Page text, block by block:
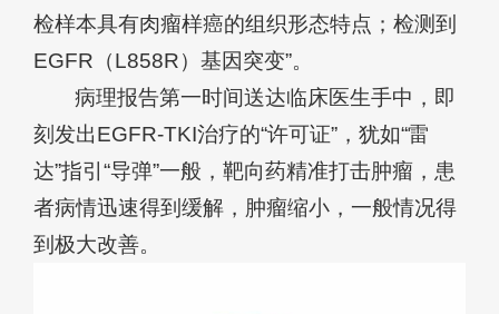
检样本具有肉瘤样癌的组织形态特点；检测到
EGFR（L858R）基因突变”。
病理报告第一时间送达临床医生手中，即
刻发出EGFR-TKI治疗的“许可证”，犹如“雷
达”指引“导弹”一般，靶向药精准打击肿瘤，患
者病情迅速得到缓解，肿瘤缩小，一般情况得
到极大改善。